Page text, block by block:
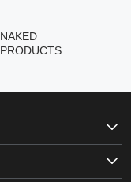
NAKED
PRODUCTS